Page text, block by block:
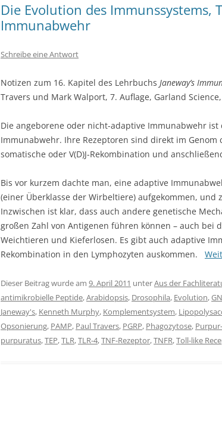
Die Evolution des Immunssystems,
Immunabwehr
Schreibe eine Antwort
Notizen zum 16. Kapitel des Lehrbuchs Janeway’s
Travers und Mark Walport, 7. Auflage, Garland
Die angeborene oder nicht-adaptive Immunabwehr
Immunabwehr. Ihre Rezeptoren sind direkt im
somatische oder V(D)J-Rekombination und
Bis vor kurzem dachte man, eine adaptive
(einer Überklasse der Wirbeltiere) aufgekommen, und
Inzwischen ist klar, dass auch andere genetische
großen Zahl von Antigenen führen können – auch bei
Weichtieren und Kieferlosen. Es gibt auch adaptive
Rekombination in den Lymphozyten auskommen.
Dieser Beitrag wurde am 9. April 2011 unterAus der
antimikrobielle Peptide,Arabidopsis, Drosophila, Evolution,
Janeway's, Kenneth Murphy, Komplementsystem,
Opsonierung, PAMP, Paul Travers, PGRP, Phagozytose,
purpuratus,TEP,TLR,TLR-4,TNF-Rezeptor,TNFR,Toll-like